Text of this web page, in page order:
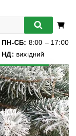
ПН-СБ: 8:00 – 17:00
НД: вихідний